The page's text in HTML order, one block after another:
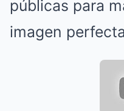
públicas para
imagen